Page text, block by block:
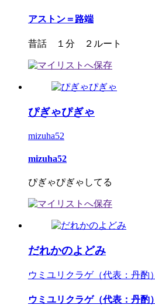
アストン＝路端
昔話 １分 ２ルート
ぴぎゃぴぎゃ
mizuha52
mizuha52
ぴぎゃぴぎゃしてる
だれかのよどみ
ウミユリクラゲ（代表：丹酌）
ウミユリクラゲ（代表：丹酌）